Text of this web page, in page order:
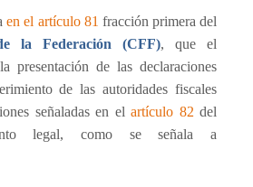
en el artículo 81 fracción primera del
la Federación (CFF), que el
presentación de las declaraciones
de las autoridades fiscales
señaladas en elartículo 82del
legal, como se señala a